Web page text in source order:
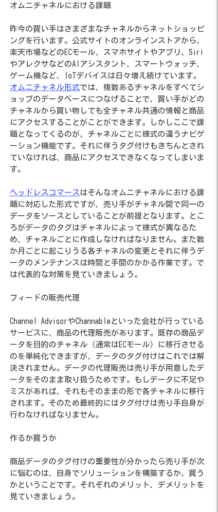
オムニチャネルにおける課題
昨今の買い手はさまざまなチャネルからネットショッピ
ングを行います。公式サイトのオンラインストアから、
楽天市場などのECモール、スマホサイトやアプリ、Siri
やアレクサなどのAIアシスタント、スマートウォッチ、
ゲーム機など、IoTデバイスは日々増え続けています。
オムニチャネル形式では、複数あるチャネルをすべてシ
ョップのデータベースにつなげることで、買い手がどの
チャネルから買い物しても全チャネル共通の情報と商品
にアクセスすることがことができます。しかしここで課
題となってくるのが、チャネルごとに様式の違うナビゲ
ーション機能です。それに伴うタグ付けもきちんとされ
ていなければ、商品にアクセスできなくなってしまいま
す。
ヘッドレスコマース はそんなオムニチャネルにおける課
題に対応した形式ですが、売り手がチャネル間で同一の
データをソースとしていることが前提となります。とこ
ろがデータのタグはチャネルによって様式が異なるた
め、チャネルごとに作成しなければなりません。また数
か月ごとに起こりうる各チャネルの変更とそれに伴うデ
ータのメンテナンスは時間と手間のかかる作業です。で
は代表的な対策を見ていきましょう。
フィードの販売代理
Channel AdvisorやChannableといった会社が行っている
サービスに、商品の代理販売があります。既存の商品デ
ータを目的のチャネル（通常はECモール）に移行させる
のを単純化できますが、データのタグ付けはこれでは解
決されません。データの代理販売は売り手が用意したデ
ータをそのまま取り扱うためです。もしデータに不足や
ミスがあれば、それもそのままの形で各チャネルに移行
されます。 そのため最終的にはタグ付けは売り手自身が
行わなければなりません。
作るか買うか
商品データのタグ付けの重要性が分かったら売り手が次
に悩むのは、自身でソリューションを構築するか、買う
かということです。それぞれのメリット、デメリットを
見ていきましょう。